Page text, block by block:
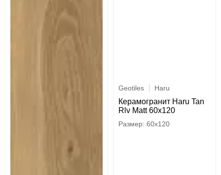
Geotiles Haru
Керамогранит Haru Tan
Rlv Matt 60x120
60x120